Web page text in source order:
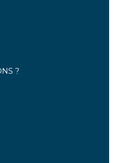
?
- Clariane